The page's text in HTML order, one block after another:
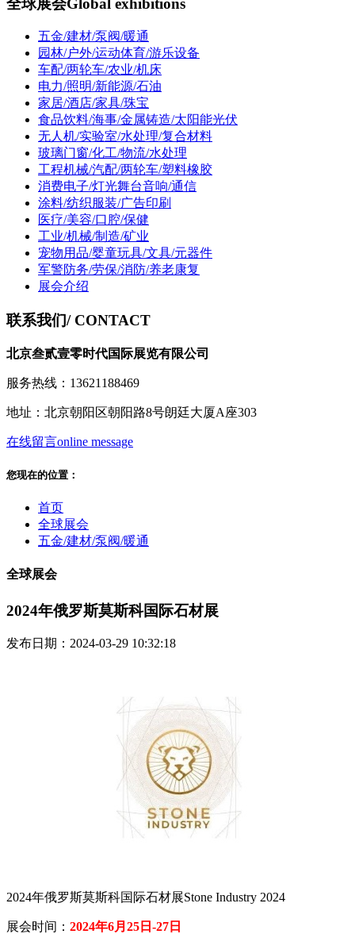
全球展会Global exhibitions
五金/建材/泵阀/暖通
园林/户外/运动体育/游乐设备
车配/两轮车/农业/机床
电力/照明/新能源/石油
家居/酒店/家具/珠宝
食品饮料/海事/金属铸造/太阳能光伏
无人机/实验室/水处理/复合材料
玻璃门窗/化工/物流/水处理
工程机械/汽配/两轮车/塑料橡胶
消费电子/灯光舞台音响/通信
涂料/纺织服装/广告印刷
医疗/美容/口腔/保健
工业/机械/制造/矿业
宠物用品/婴童玩具/文具/元器件
军警防务/劳保/消防/养老康复
展会介绍
联系我们/ CONTACT
北京叁贰壹零时代国际展览有限公司
服务热线：13621188469
地址：北京朝阳区朝阳路8号朗廷大厦A座303
在线留言online message
您现在的位置：
首页
全球展会
五金/建材/泵阀/暖通
全球展会
2024年俄罗斯莫斯科国际石材展
发布日期：2024-03-29 10:32:18
2024年俄罗斯莫斯科国际石材展Stone Industry 2024
展会时间： 2024年6月25日-27日